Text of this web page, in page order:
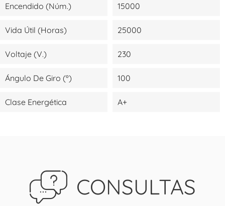
Encendido (Núm.) 15000
Vida Útil (Horas) 25000
Voltaje (V.) 230
Ángulo De Giro (º) 100
Clase Energética A+
CONSULTAS